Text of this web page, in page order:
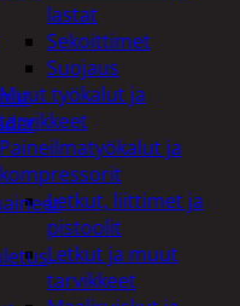
lastat
Sekoittimet
Suojaus
Muut työkalut ja
tarvikkeet
Paineilmatyökalut ja
kompressorit
Letkut, liittimet ja
pistoolit
Letkut ja muut
tarvikkeet